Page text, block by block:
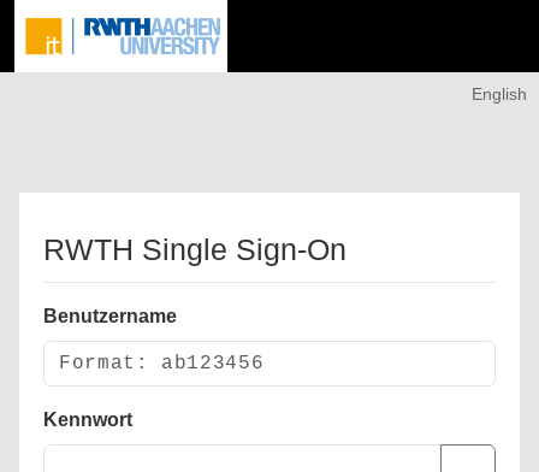
English
RWTH Single Sign-On
Benutzername
Kennwort